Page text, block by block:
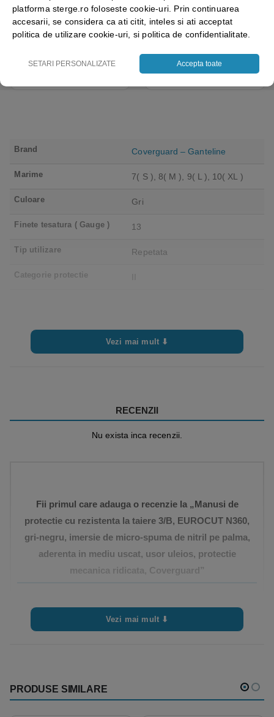
folosinta, Protect Blue,
nepudrate, 100buc / cutie
pentru medical, HoReCa,
saloane si domeniul
grosime 0.1mm, 100
manusi / cutie, varf deget
texturat, certificate pentru
industria alimentara
Brand Coverguard – Ganteline
Marime 7( S ), 8( M ), 9( L ), 10( XL )
Culoare Gri
Finete tesatura ( Gauge ) 13
Tip utilizare Repetata
Categorie protectie
Vezi mai mult ⬇
RECENZII
Nu exista inca recenzii.
Fii primul care adauga o recenzie la „Manusi de
protectie cu rezistenta la taiere 3/B, EUROCUT N360,
gri-negru, imersie de micro-spuma de nitril pe palma,
aderenta in mediu uscat, usor uleios, protectie
mecanica ridicata, Coverguard”
Vezi mai mult ⬇
PRODUSE SIMILARE
platforma sterge.ro foloseste cookie-uri. Prin continuarea
accesarii, se considera ca ati citit, inteles si ati acceptat
politica de utilizare cookie-uri, si politica de confidentialitate.
SETARI PERSONALIZATE Accepta toate